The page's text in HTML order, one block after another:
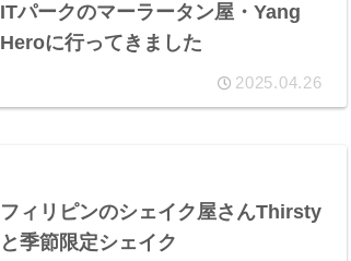
ITパークのマーラータン屋・Yang
Heroに行ってきました
2025.04.26
フィリピンのシェイク屋さんThirsty
と季節限定シェイク